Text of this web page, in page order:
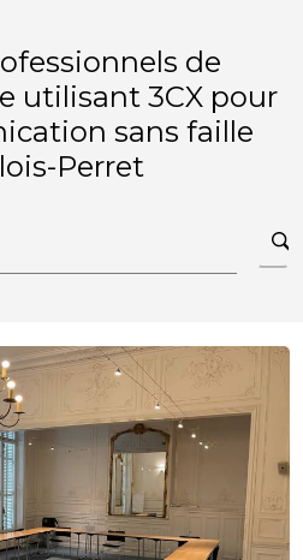
de
utilisant 3CX pour
sans faille
Perret